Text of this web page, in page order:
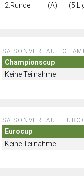
2.Runde
(A)
SAISONVERLAUF
Championscup
Keine Teilnahme
SAISONVERLAUF
Eurocup
Keine Teilnahme